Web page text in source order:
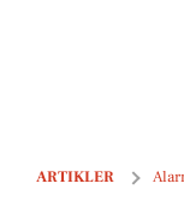
ARTIKLER
Hovedstadens